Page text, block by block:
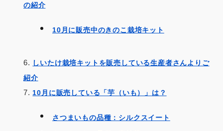
の紹介
10月に販売中のきのこ栽培キット
しいたけ栽培キットを販売している生産者さんよりご
紹介
10月に販売している「芋（いも）」は？
さつまいもの品種：シルクスイート